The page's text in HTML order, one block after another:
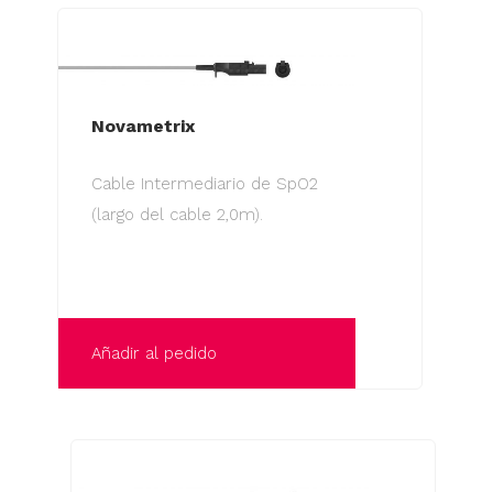
Novametrix
Cable Intermediario de SpO2
(largo del cable 2,0m).
Añadir al pedido